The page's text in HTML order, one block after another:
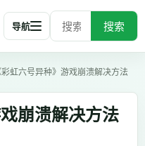
搜索
导航
彩虹六号异种》游戏崩溃解决方法
崩溃解决方法